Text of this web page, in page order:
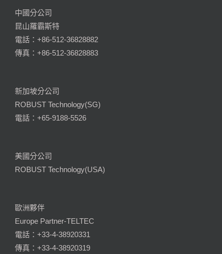
中國分公司
昆山羅霸斯特
電話：+86-512-36828882
傳真：+86-512-36828883
新加坡分公司
ROBUST Technology(SG)
電話：+65-9188-5526
美國分公司
ROBUST Technology(USA)
歐洲夥伴
Europe Partner-TELTEC
電話：+33-4-38920331
傳真：+33-4-38920319